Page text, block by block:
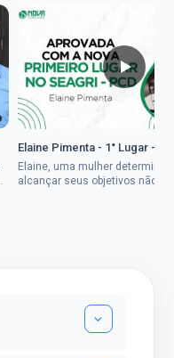
Elaine Pimenta - 1° Lugar -
Elaine, uma mulher
alcançar seus objetivos não